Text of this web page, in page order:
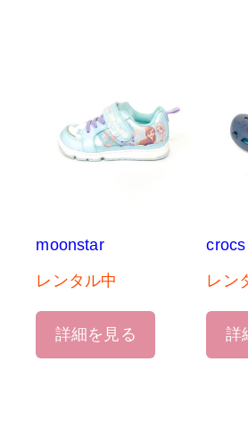
moonstar
レンタル中
詳細を見る
crocs
レン
詳